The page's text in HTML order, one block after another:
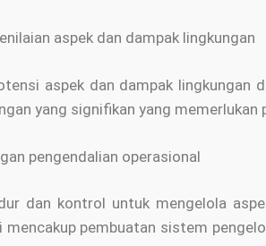
aspek dan dampak lingkungan
aspek dan dampak lingkungan
yang signifikan yang memerlukan
pengendalian operasional
dan kontrol untuk mengelola
pembuatan sistem